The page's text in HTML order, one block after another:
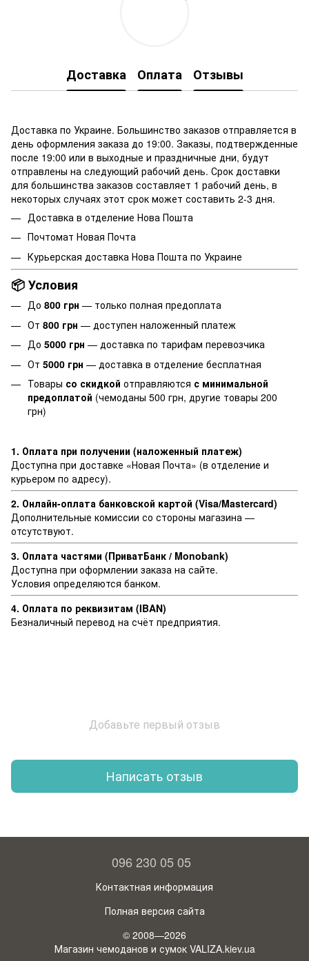
Доставка Оплата Отзывы
Доставка по Украине. Большинство заказов отправляется в
день оформления заказа до 19:00. Заказы, подтвержденные
после 19:00 или в выходные и праздничные дни, будут
отправлены на следующий рабочий день. Срок доставки
для большинства заказов составляет 1 рабочий день, в
некоторых случаях этот срок может составить 2-3 дня.
Доставка в отделение Нова Пошта
Почтомат Новая Почта
Курьерская доставка Нова Пошта по Украине
📦 Условия
До 800 грн — только полная предоплата
От 800 грн — доступен наложенный платеж
До 5000 грн — доставка по тарифам перевозчика
От 5000 грн — доставка в отделение бесплатная
Товары со скидкой отправляются с минимальной
предоплатой (чемоданы 500 грн, другие товары 200
грн)
1. Оплата при получении (наложенный платеж)
Доступна при доставке «Новая Почта» (в отделение и
курьером по адресу).
2. Онлайн-оплата банковской картой (Visa/Mastercard)
Дополнительные комиссии со стороны магазина —
отсутствуют.
3. Оплата частями (ПриватБанк / Monobank)
Доступна при оформлении заказа на сайте.
Условия определяются банком.
4. Оплата по реквизитам (IBAN)
Безналичный перевод на счёт предприятия.
Добавьте первый отзыв
Написать отзыв
096 230 05 05
Контактная информация
Полная версия сайта
© 2008—2026
Магазин чемоданов и сумок VALIZA.kiev.ua